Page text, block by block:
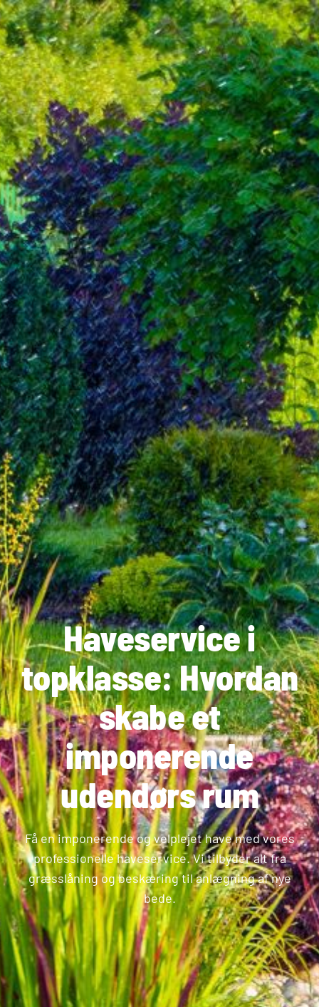
Haveservice i
topklasse: Hvordan
skabe et
imponerende
udendørs rum
Få en imponerende og velplejet have med vores
professionelle haveservice. Vi tilbyder alt fra
græsslåning og beskæring til anlægning af nye
bede.